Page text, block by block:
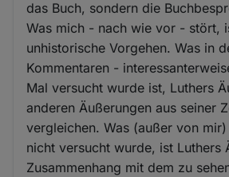
das Buch, sondern die
Was mich - nach wie vor - stört,
unhistorische Vorgehen. Was in
Kommentaren -
Mal versucht wurde ist, Luthers
anderen Äußerungen aus seiner
vergleichen. Was (außer von
nicht versucht wurde, ist Luthers
Zusammenhang mit dem zu